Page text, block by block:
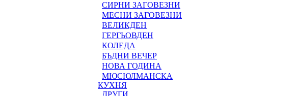
СИРНИ ЗАГОВЕЗНИ
МЕСНИ ЗАГОВЕЗНИ
ВЕЛИКДЕН
ГЕРГЬОВДЕН
КОЛЕДА
БЪДНИ ВЕЧЕР
НОВА ГОДИНА
МЮСЮЛМАНСКА
КУХНЯ
ДРУГИ